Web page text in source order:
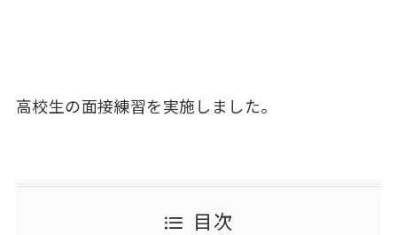
高校生の面接練習を実施しました。
目次